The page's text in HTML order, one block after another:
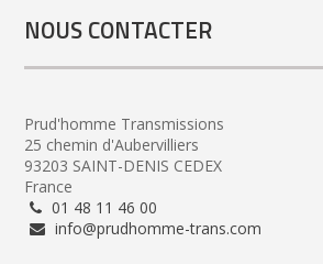
NOUS CONTACTER
Prud'homme Transmissions
25 chemin d'Aubervilliers
93203 SAINT-DENIS CEDEX
France
01 48 11 46 00
info@prudhomme-trans.com